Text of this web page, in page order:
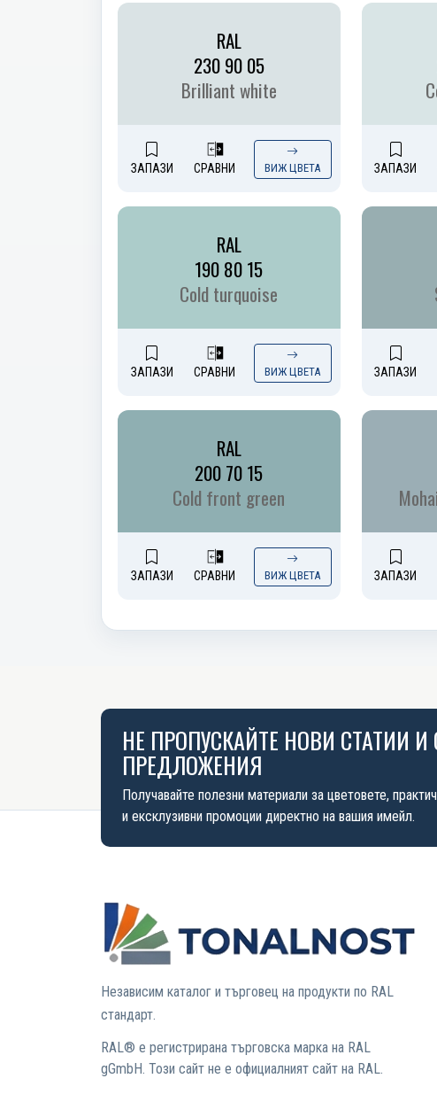
RAL
230 90 05
Brilliant white
ЗАПАЗИ СРАВНИ ВИЖ ЦВЕТА ЗАПАЗИ
RAL
190 80 15
Cold turquoise
ЗАПАЗИ СРАВНИ ВИЖ ЦВЕТА ЗАПАЗИ
RAL
200 70 15
Cold front green
ЗАПАЗИ СРАВНИ ВИЖ ЦВЕТА ЗАПАЗИ
НЕ ПРОПУСКАЙТЕ НОВИ СТАТИИ
ПРЕДЛОЖЕНИЯ
Получавайте полезни материали за цветовете,
и ексклузивни промоции директно на вашия имейл.
Независим каталог и търговец на продукти по RAL
стандарт.
RAL® е регистрирана търговска марка на RAL
gGmbH. Този сайт не е официалният сайт на RAL.